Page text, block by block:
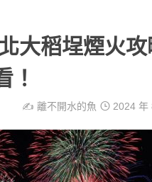
北大稻埕煙火
！
✍️離不開水的魚 2024 年